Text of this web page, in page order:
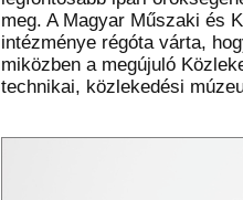
meg. A Magyar Műszaki és
intézménye régóta várta,
miközben a megújuló
technikai, közlekedési